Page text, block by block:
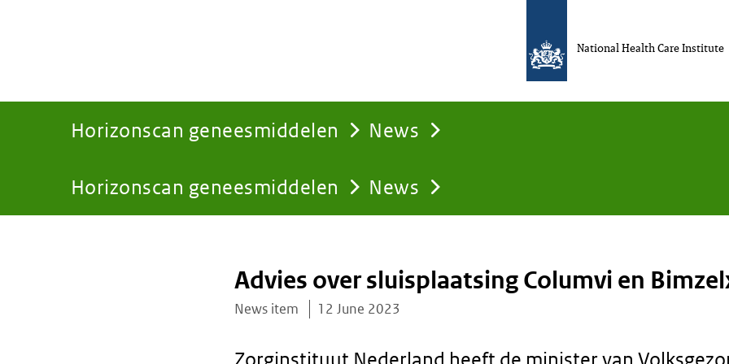
Horizonscan geneesmiddelen News
You
Horizonscan geneesmiddelen News
National Health Care Institute
Advies over sluisplaatsing Columvi en
News item 12 June 2023
Zorginstituut Nederland heeft de minister van